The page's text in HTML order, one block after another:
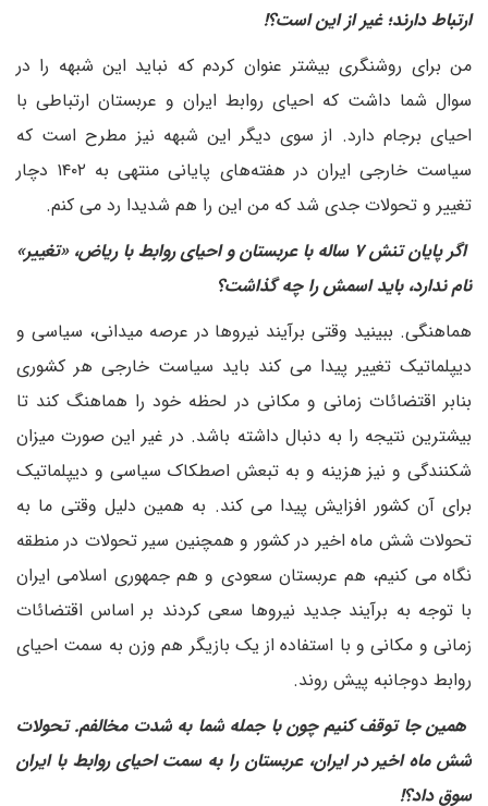
ارتباط دارند؛ غیر از این است؟!
من برای روشنگری بیشتر عنوان کردم که نباید این شبهه را در
سوال شما داشت که احیای روابط ایران و عربستان ارتباطی با
احیای برجام دارد. از سوی دیگر این شبهه نیز مطرح است که
سیاست خارجی ایران در هفته‌های پایانی منتهی به ۱۴۰۲ دچار
تغییر و تحولات جدی شد که من این را هم شدیدا رد می کنم.
اگر پایان تنش ۷ ساله با عربستان و احیای روابط با ریاض، «تغییر»
نام ندارد، باید اسمش را چه گذاشت؟
هماهنگی. ببینید وقتی برآیند نیروها در عرصه میدانی، سیاسی و
دیپلماتیک تغییر پیدا می کند باید سیاست خارجی هر کشوری
بنابر اقتضائات زمانی و مکانی در لحظه خود را هماهنگ کند تا
بیشترین نتیجه را به دنبال داشته باشد. در غیر این صورت میزان
شکنندگی و نیز هزینه و به تبعش اصطکاک سیاسی و دیپلماتیک
برای آن کشور افزایش پیدا می کند. به همین دلیل وقتی ما به
تحولات شش ماه اخیر در کشور و همچنین سیر تحولات در منطقه
نگاه می کنیم، هم عربستان سعودی و هم جمهوری اسلامی ایران
با توجه به برآیند جدید نیروها سعی کردند بر اساس اقتضائات
زمانی و مکانی و با استفاده از یک بازیگر هم وزن به سمت احیای
روابط دوجانبه پیش روند.
همین جا توقف کنیم چون با جمله شما به شدت مخالفم. تحولات
شش ماه اخیر در ایران، عربستان را به سمت احیای روابط با ایران
سوق داد؟!